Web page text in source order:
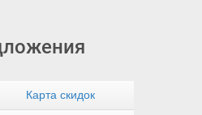
Карта скидок